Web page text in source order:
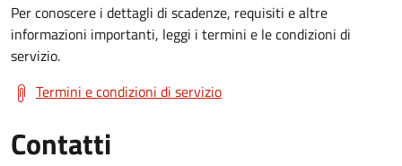
Per conoscere i dettagli di scadenze, requisiti e altre
informazioni importanti, leggi i termini e le condizioni di
servizio.
Termini e condizioni di servizio
Contatti